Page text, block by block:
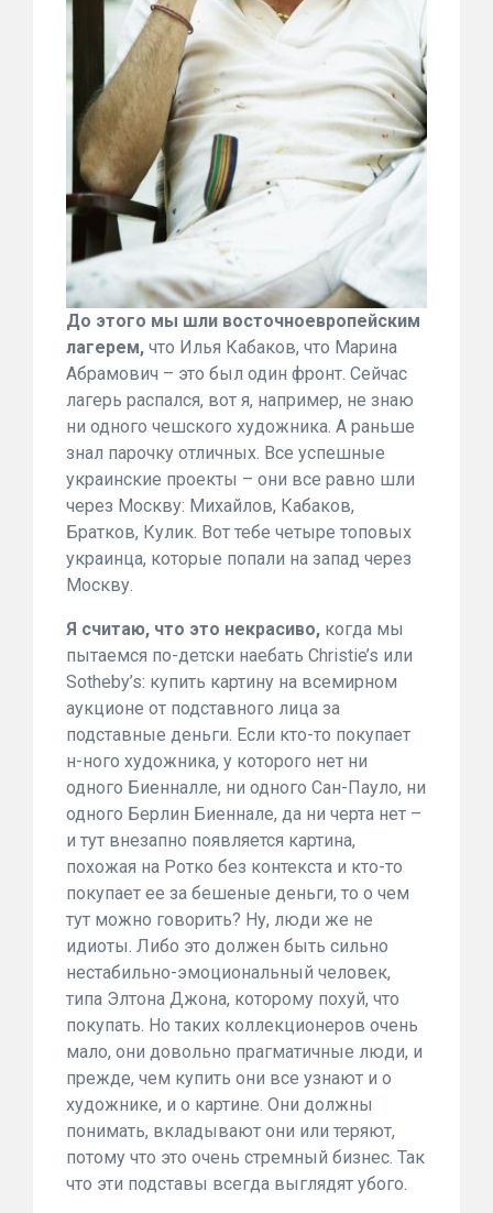
До этого мы шли восточноевропейским
лагерем, что Илья Кабаков, что Марина
Абрамович – это был один фронт. Сейчас
лагерь распался, вот я, например, не знаю
ни одного чешского художника. А раньше
знал парочку отличных. Все успешные
украинские проекты – они все равно шли
через Москву: Михайлов, Кабаков,
Братков, Кулик. Вот тебе четыре топовых
украинца, которые попали на запад через
Москву.
Я считаю, что это некрасиво, когда мы
пытаемся по-детски наебать Christie’s или
Sotheby’s: купить картину на всемирном
аукционе от подставного лица за
подставные деньги. Если кто-то покупает
н-ного художника, у которого нет ни
одного Биенналле, ни одного Сан-Пауло, ни
одного Берлин Биеннале, да ни черта нет –
и тут внезапно появляется картина,
похожая на Ротко без контекста и кто-то
покупает ее за бешеные деньги, то о чем
тут можно говорить? Ну, люди же не
идиоты. Либо это должен быть сильно
нестабильно-эмоциональный человек,
типа Элтона Джона, которому похуй, что
покупать. Но таких коллекционеров очень
мало, они довольно прагматичные люди, и
прежде, чем купить они все узнают и о
художнике, и о картине. Они должны
понимать, вкладывают они или теряют,
потому что это очень стремный бизнес. Так
что эти подставы всегда выглядят убого.